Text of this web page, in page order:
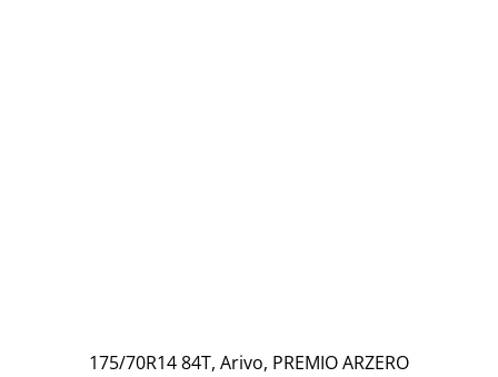
175/70R14 84T, Arivo, PREMIO ARZERO